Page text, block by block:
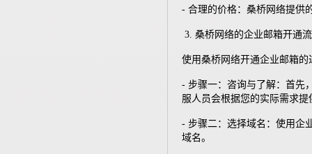
- 合理的价格：桑桥网络提供
3. 桑桥网络的企业邮箱开通
使用桑桥网络开通企业邮箱
- 步骤一：咨询与了解：首先
服人员会根据您的实际需求提
- 步骤二：选择域名：使用企
域名。